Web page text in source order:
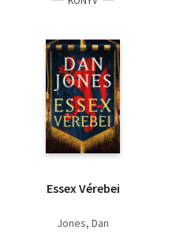
Essex Vérebei
Jones, Dan